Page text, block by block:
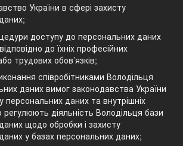
України в сфері захисту
доступу до персональних даних
до їхніх професійних
трудових обов’язків;
співробітниками Володільця
даних вимог законодавства України
персональних даних та внутрішніх
діяльність Володільця бази
щодо обробки і захисту
у базах персональних даних;